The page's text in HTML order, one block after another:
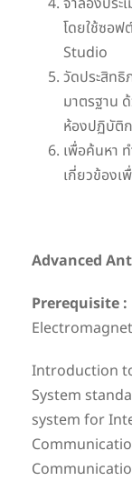
โดยใช้ซอ
Studio
วัดประสิท
มาตรฐาน
ห้องปฏิบัติ
เพื่อค้นหา
เกี่ยวข้อง
Advanced
Prerequisite :
Introduction
System
system for